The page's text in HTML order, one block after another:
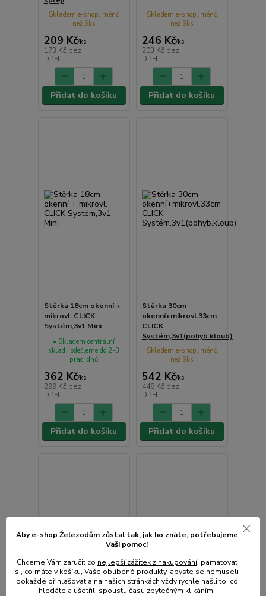
209 Kč/ks
173 Kč bez
DPH
Skladem e-shop, méně
než 5ks
Přidat do košíku
246 Kč/ks
203 Kč bez
DPH
Skladem e-shop, méně
než 5ks
Přidat do košíku
Stěrka 18cm okenní +
mikrovl. CLICK
Systém,3v1 Mini
362 Kč/ks
299 Kč bez
DPH
• Skladem centrální
sklad | odešleme do 2-3
prac. dnů
Přidat do košíku
Stěrka 30cm
okenní+mikrovl.33cm
CLICK
Systém,3v1(pohyb.kloub)
542 Kč/ks
448 Kč bez
DPH
Skladem e-shop, méně
než 5ks
Přidat do košíku
Aby e-shop Železodům zůstal tak, jak ho znáte, potřebujeme
Vaši pomoc!
Chceme Vám zaručit co nejlepší zážitek z nakupování, pamatovat
si, co máte v košíku, Vaše oblíbené produkty, abyste se nemuseli
pokaždé přihlašovat a na našich stránkách vždy rychle našli to, co
hledáte a ušetřili spoustu času zbytečným klikáním.